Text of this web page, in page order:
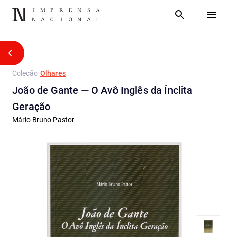
Coleção Olhares
João de Gante — O Avô Inglês da Ínclita
Geração
Mário Bruno Pastor